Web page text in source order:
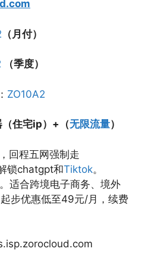
（月付）
（季度）
ZO10A2
（住宅ip） + （无限流量）
回程五网强制走
锁chatgpt和Tiktok。
。适合跨境电子商务、境外
步优惠低至49元/月，续费